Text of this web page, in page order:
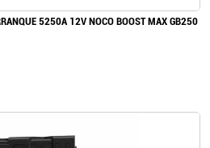
5250A 12V NOCO BOOST MAX GB250